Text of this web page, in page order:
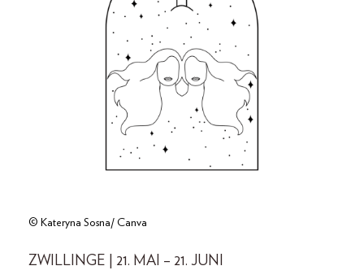
© Kateryna Sosna/ Canva
ZWILLINGE | 21. MAI – 21. JUNI